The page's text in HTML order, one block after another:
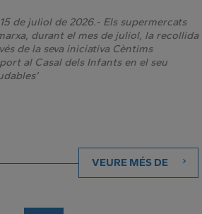
de juliol de 2026.- Els supermercats
durant el mes de juliol, la recollida
de la seva iniciativa Cèntims
al Casal dels Infants en el seu
VEURE MÉS DE